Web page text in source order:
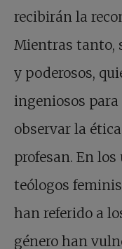
recibirán la
Mientras tanto,
y poderosos,
ingeniosos
observar la
profesan. En
teólogos
han referido a
género han